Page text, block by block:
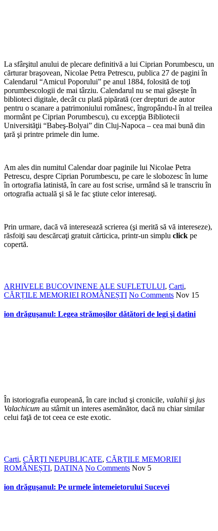
La sfârşitul anului de plecare definitivă a lui Ciprian Porumbescu, un
cărturar braşovean, Nicolae Petra Petrescu, publica 27 de pagini în
Calendarul “Amicul Poporului” pe anul 1884, folosită de toţi
porumbescologii de mai târziu. Calendarul nu se mai găseşte în
biblioteci digitale, decât cu plată pipărată (cer drepturi de autor
pentru o scanare a patrimoniului românesc, îngropându-l în al treilea
mormânt pe Ciprian Porumbescu), cu excepţia Bibliotecii
Universităţii “Babeş-Bolyai” din Cluj-Napoca – cea mai bună din
ţară şi printre primele din lume.
Am ales din numitul Calendar doar paginile lui Nicolae Petra
Petrescu, despre Ciprian Porumbescu, pe care le slobozesc în lume
în ortografia latinistă, în care au fost scrise, urmând să le transcriu în
ortografia actuală şi să le fac ştiute celor interesaţi.
Prin urmare, dacă vă interesează scrierea (şi merită să vă intereseze),
răsfoiţi sau descărcaţi gratuit cărticica, printr-un simplu click pe
copertă.
ARHIVELE BUCOVINENE ALE SUFLETULUI, Carti,
CĂRȚILE MEMORIEI ROMÂNEȘTI No Comments Nov 15
ion drăguşanul: Legea strămoşilor dătători de legi şi datini
În istoriografia europeană, în care includ şi cronicile, valahii şi jus
Valachicum au stârnit un interes asemănător, dacă nu chiar similar
celui faţă de tot ceea ce este exotic.
Carti, CĂRŢI NEPUBLICATE, CĂRȚILE MEMORIEI
ROMÂNEȘTI, DATINA No Comments Nov 5
ion drăguşanul: Pe urmele întemeietorului Sucevei